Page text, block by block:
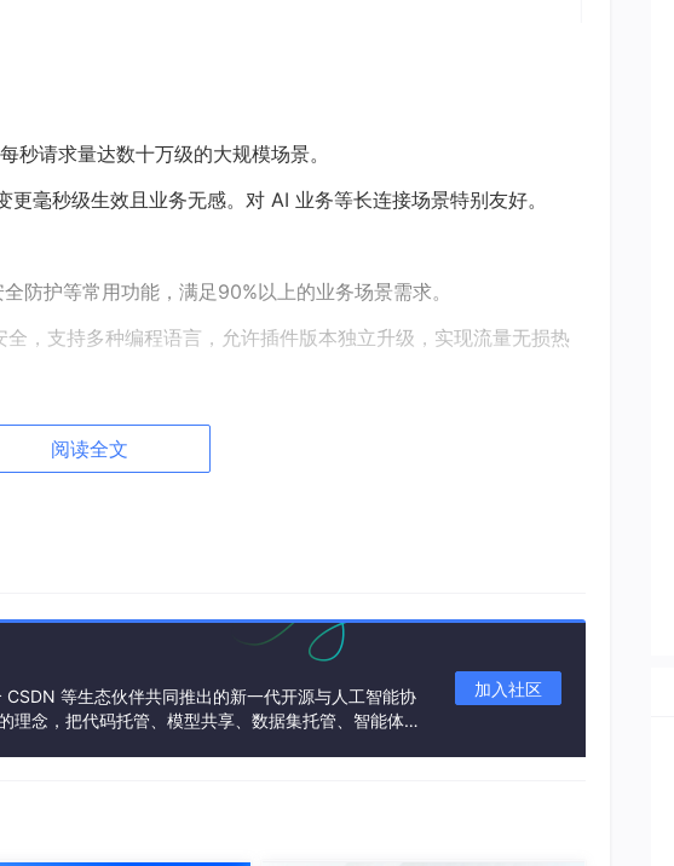
秒请求量达数十万级的大规模场景。
毫秒级生效且业务无感。对 AI 业务等长连接场景特别友好。
防护等常用功能，满足90%以上的业务场景需求。
，支持多种编程语言，允许插件版本独立升级，实现流量无损热
即用的 UI 控制台，WAF 防护插件、IP/Cookie CC 防护插件开
降低内存开销。
阅读全文
等生态伙伴共同推出的新一代开源与人工智能协
理念，把代码托管、模型共享、数据集托管、智能体开
加入社区